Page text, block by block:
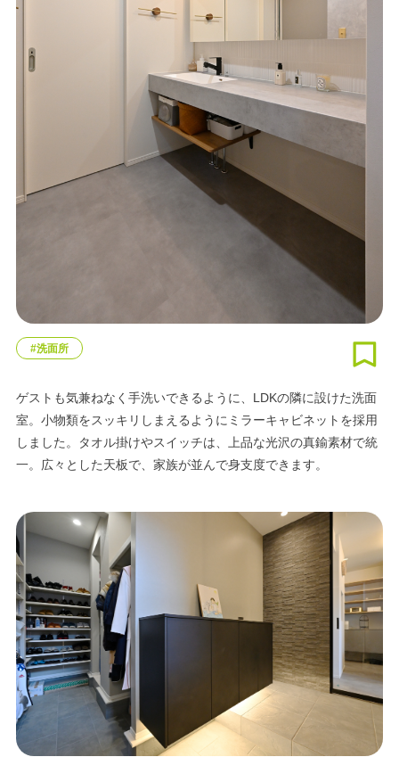
#洗面所
ゲストも気兼ねなく手洗いできるように、LDKの隣に設けた洗面
室。小物類をスッキリしまえるようにミラーキャビネットを採用
しました。タオル掛けやスイッチは、上品な光沢の真鍮素材で統
一。広々とした天板で、家族が並んで身支度できます。